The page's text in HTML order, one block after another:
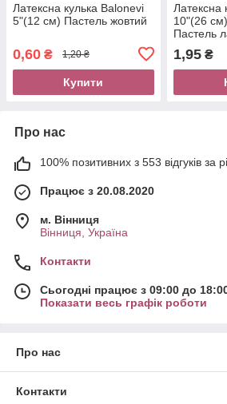
Латексна кулька Balonevi
5"(12 см) Пастель жовтий
0,60 ₴ 1,20 ₴
Купити
Латексна
10"(26
Пастель
1,95₴
Про нас
100% позитивних з 553 відгуків за
Працює з 20.08.2020
м. Вінниця
Вінниця, Україна
Контакти
Сьогодні працює з 09:00 до
Показати весь графік роботи
Про нас
Контакти